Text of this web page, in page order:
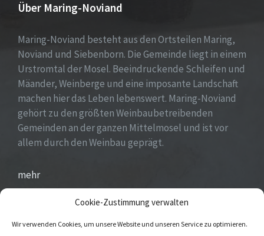
Cookie-Zustimmung verwalten
Wir verwenden Cookies, um unsere Website und unseren Service zu optimieren.
Über Maring-Noviand
Maring-Noviand besteht aus den Ortsteilen Maring,
Noviand und Siebenborn. Die Gemeinde liegt in einem
Urstromtal der Mosel. Beeindruckende Schleifen und
Mäander, Weinberge und eine imposante Landschaft
machen hier das Leben lebenswert. Maring-Noviand
gehört zu den größten Weinbaubetreibenden
Gemeinden an der ganzen Mittelmosel und ist vor
allem durch den Weinbau geprägt.
mehr